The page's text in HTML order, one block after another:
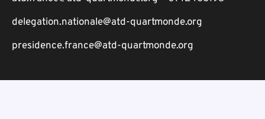
delegation.nationale@atd-quartmonde.org
presidence.france@atd-quartmonde.org